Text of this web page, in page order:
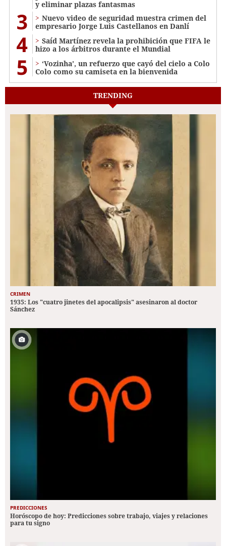
y eliminar plazas fantasmas
3
Nuevo video de seguridad muestra crimen del
empresario Jorge Luis Castellanos en Danlí
4
Saíd Martínez revela la prohibición que FIFA le
hizo a los árbitros durante el Mundial
5
‘Vozinha’, un refuerzo que cayó del cielo a Colo
Colo como su camiseta en la bienvenida
TRENDING
CRIMEN
1935: Los "cuatro jinetes del apocalipsis" asesinaron al doctor
Sánchez
PREDICCIONES
Horóscopo de hoy: Predicciones sobre trabajo, viajes y relaciones
para tu signo